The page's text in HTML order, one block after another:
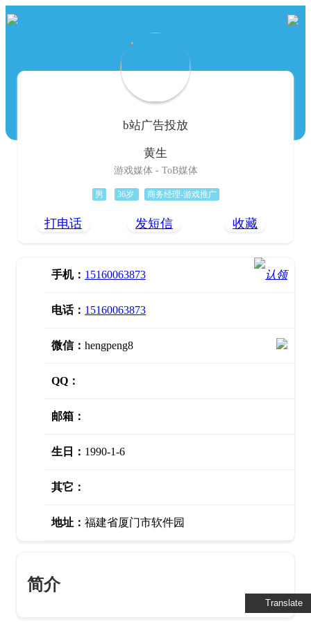
b站广告投放
黄生
游戏媒体 - ToB媒体
男 36岁 商务经理-游戏推广
打电话 发短信 收藏
手机： 15160063873
电话： 15160063873
微信： hengpeng8
QQ：
邮箱：
生日： 1990-1-6
其它：
地址： 福建省厦门市软件园
简介
Translate